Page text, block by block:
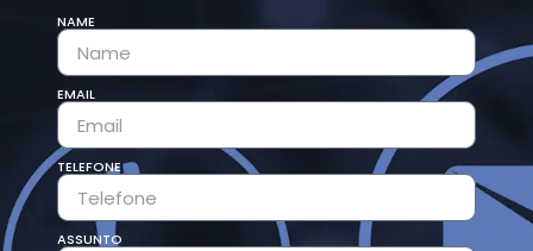
NAME
EMAIL
TELEFONE
ASSUNTO